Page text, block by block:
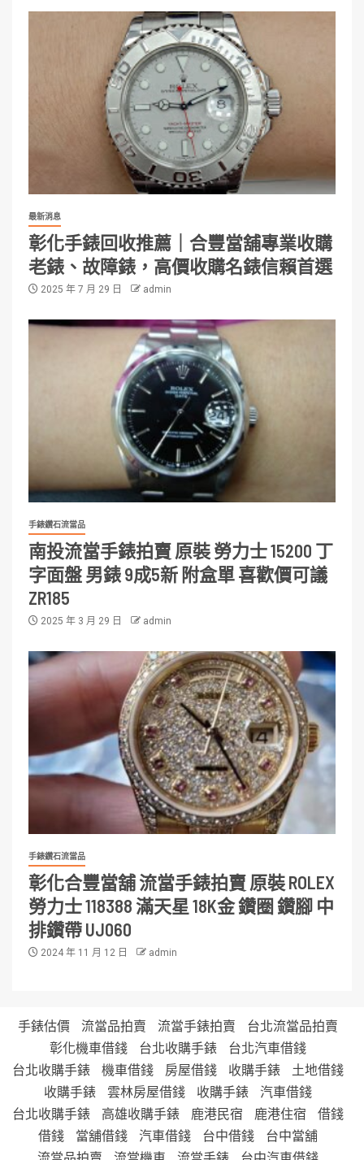
最新消息
彰化手錶回收推薦｜合豐當舖專業收購
老錶、故障錶，高價收購名錶信賴首選
2025 年 7 月 29 日 admin
手錶鑽石流當品
南投流當手錶拍賣 原裝 勞力士 15200 丁
字面盤 男錶 9成5新 附盒單 喜歡價可議
ZR185
2025 年 3 月 29 日 admin
手錶鑽石流當品
彰化合豐當舖 流當手錶拍賣 原裝 ROLEX
勞力士 118388 滿天星 18K金 鑽圈 鑽腳 中
排鑽帶 UJ060
2024 年 11 月 12 日 admin
手錶估價 流當品拍賣 流當手錶拍賣
台北流當品拍賣
彰化機車借錢
台北收購手錶
台北汽車借錢
台北收購手錶
機車借錢 房屋借錢 收購手錶
土地借錢
收購手錶
雲林房屋借錢 收購手錶
汽車借錢
台北收購手錶
高雄收購手錶 鹿港民宿 鹿港住宿
借錢
借錢
當舖借錢 汽車借錢 台中借錢
台中當舖